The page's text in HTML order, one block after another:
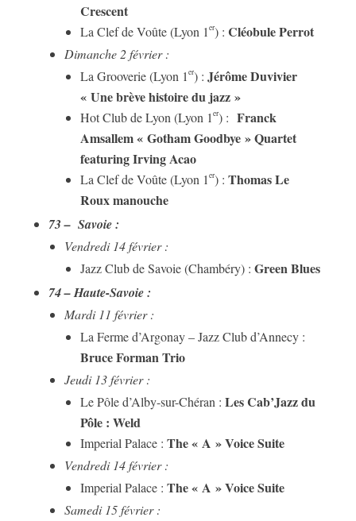
Crescent
La Clef de Voûte (Lyon 1 er) : Cléobule Perrot
Dimanche 2 février :
La Grooverie (Lyon 1 er) : Jérôme Duvivier
« Une brève histoire du jazz »
Hot Club de Lyon (Lyon 1 er) : Franck
Amsallem « Gotham Goodbye » Quartet
featuring Irving Acao
La Clef de Voûte (Lyon 1 er) : Thomas Le
Roux manouche
73 – Savoie :
Vendredi 14 février :
Jazz Club de Savoie (Chambéry) : Green Blues
74 – Haute-Savoie :
Mardi 11 février :
La Ferme d’Argonay – Jazz Club d’Annecy :
Bruce Forman Trio
Jeudi 13 février :
Le Pôle d’Alby-sur-Chéran : Les Cab’Jazz du
Pôle : Weld
Imperial Palace : The « A » Voice Suite
Vendredi 14 février :
Imperial Palace : The « A » Voice Suite
Samedi 15 février :